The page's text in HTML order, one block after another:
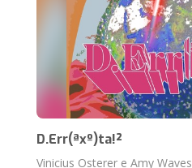
D.Err(ªxº)ta!²
Vinicius Osterer e Amy Waves